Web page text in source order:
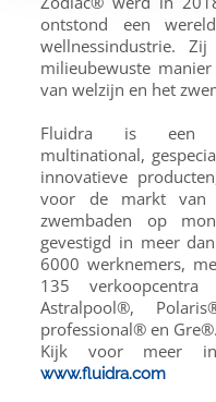
ontstond een
wellnessindustrie.
milieubewuste
van welzijn en het
Fluidra is een
multinational,
innovatieve
voor de markt van
zwembaden op
gevestigd in meer
6000 werknemers,
135
Astralpool®,
professional® en Gre®.
Kijk voor meer
www.fluidra.com